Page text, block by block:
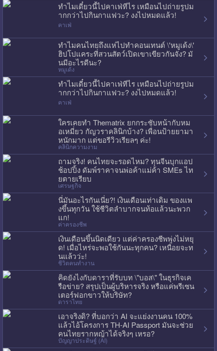
ทำไมเดี๋ยวนี้ไปคาเฟ่ทีไร เหมือนไปถ่ายรูปม
ากกว่าไปกินกาแฟวะ? งงไปหมดแล้ว!
คาเฟ่
ทำไมคนไทยถึงแห่ไปทำคอนเทนต์ \'หมูเด้ง\'
ฮิปโปแคระที่สวนสัตว์เปิดเขาเขียวกันจัง? มั
นมีอะไรดีนะ?
หมูเด้ง
ทำไมเดี๋ยวนี้ไปคาเฟ่ทีไร เหมือนไปถ่ายรูปม
ากกว่าไปกินกาแฟวะ? งงไปหมดแล้ว!
คาเฟ่
ใครเคยทำ Thematrix ยกกระชับหน้ากับหม
อเหมี่ยว กัญวราคลินิกบ้าง? เพื่อนป้ายยามา
หนักมาก แต่ขอรีวิวเรียลๆ ค่ะ!
คลินิกความงาม
ถามจริง! คนไทยจะรอดไหม? ทุนจีนบุกแอป
ช้อปปิ้ง ดัมพ์ราคาจนพ่อค้าแม่ค้า SMEs ไท
ยตายเรียบ
เศรษฐกิจ
นี่มันอะไรกันเนี่ย?! เงินเดือนเท่าเดิม ของแพ
งขึ้นทุกวัน ใช้ชีวิตลำบากจนท้อแล้วนะพวก
แก!
ค่าครองชีพ
เงินเดือนขึ้นนิดเดียว แต่ค่าครองชีพพุ่งไม่หยุ
ด! เมื่อไหร่จะพอใช้กันนะทุกคน? เหนื่อยจะท
นแล้วว่ะ!
ชีวิตคนทำงาน
คิดยังไงกับดาราที่รับบท \"บอส\" ในธุรกิจเค
รือข่าย? สรุปเป็นผู้บริหารจริง หรือแค่พรีเซน
เตอร์ฟอกขาวให้บริษัท?
ดาราไทย
เอาจริงดิ? ที่บอกว่า AI จะแย่งงานคน 100%
แล้วไอ้โครงการ TH-AI Passport มันจะช่วย
คนไทยรากหญ้าได้จริงๆ เหรอ?
ปัญญาประดิษฐ์ (AI)